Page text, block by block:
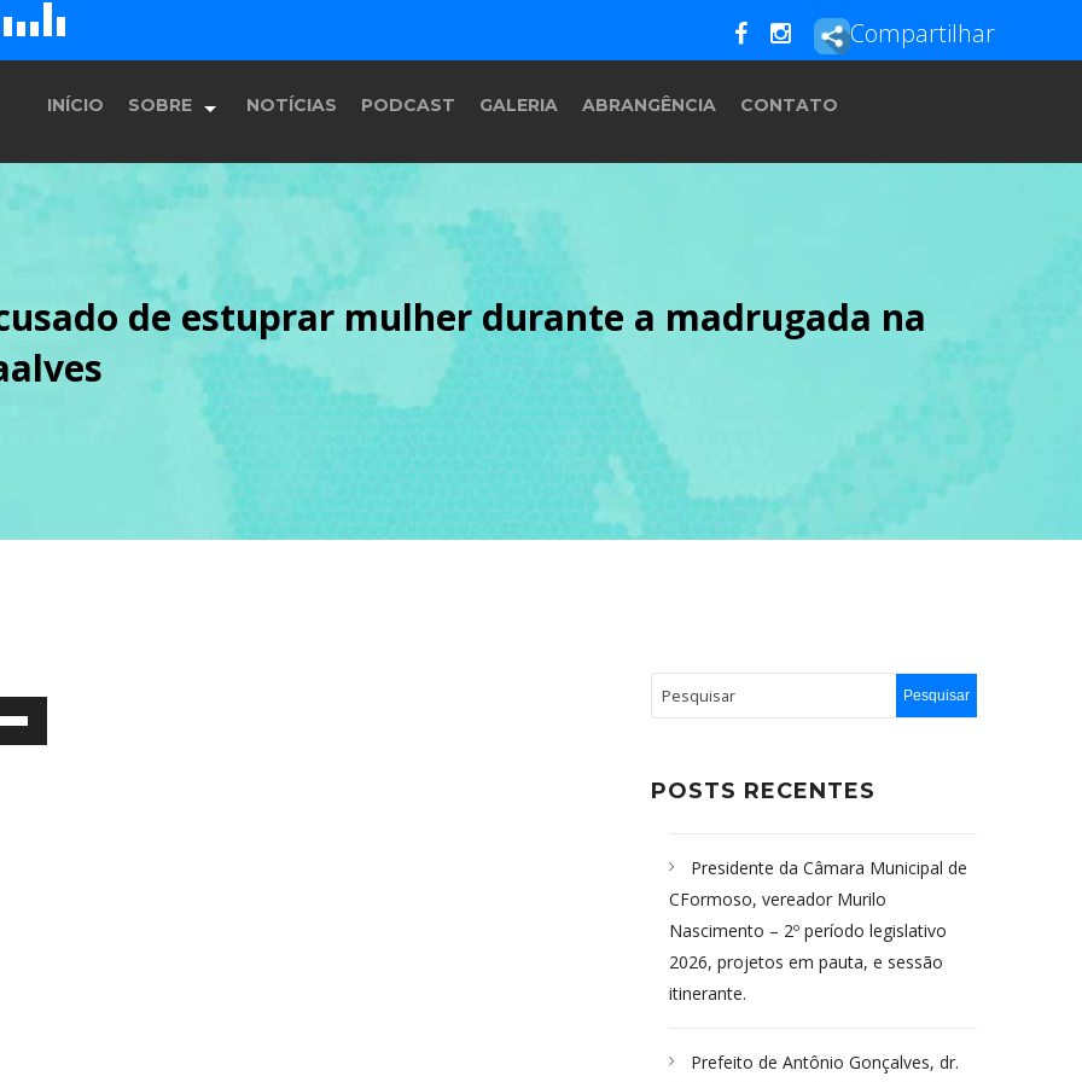
E F Compartilhar
INÍCIO SOBRE
História
Equipe
Programação
NOTÍCIAS PODCAST GALERIA ABRANGÊNCIA CONTATO
de estuprar mulher durante a madrugada na
POSTS RECENTES
Presidente da Câmara Municipal de
CFormoso, vereador Murilo
Nascimento – 2º período legislativo
2026, projetos em pauta, e sessão
itinerante.
Prefeito de Antônio Gonçalves, dr.